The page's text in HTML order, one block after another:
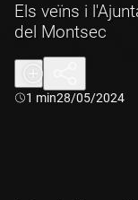
Els veïns i
del Montsec
Durada:
1 min28/05/2024